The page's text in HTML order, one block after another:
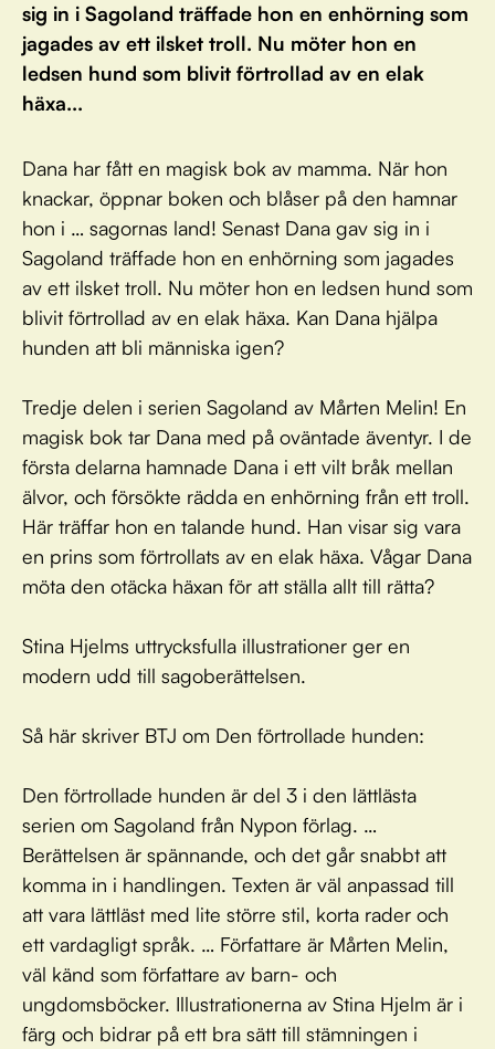
sig in i Sagoland träffade hon en enhörning som
jagades av ett ilsket troll. Nu möter hon en
ledsen hund som blivit förtrollad av en elak
häxa...
Dana har fått en magisk bok av mamma. När hon
knackar, öppnar boken och blåser på den hamnar
hon i … sagornas land! Senast Dana gav sig in i
Sagoland träffade hon en enhörning som jagades
av ett ilsket troll. Nu möter hon en ledsen hund som
blivit förtrollad av en elak häxa. Kan Dana hjälpa
hunden att bli människa igen?
Tredje delen i serien Sagoland av Mårten Melin! En
magisk bok tar Dana med på oväntade äventyr. I de
första delarna hamnade Dana i ett vilt bråk mellan
älvor, och försökte rädda en enhörning från ett troll.
Här träffar hon en talande hund. Han visar sig vara
en prins som förtrollats av en elak häxa. Vågar Dana
möta den otäcka häxan för att ställa allt till rätta?
Stina Hjelms uttrycksfulla illustrationer ger en
modern udd till sagoberättelsen.
Så här skriver BTJ om Den förtrollade hunden:
Den förtrollade hunden är del 3 i den lättlästa
serien om Sagoland från Nypon förlag. …
Berättelsen är spännande, och det går snabbt att
komma in i handlingen. Texten är väl anpassad till
att vara lättläst med lite större stil, korta rader och
ett vardagligt språk. … Författare är Mårten Melin,
väl känd som författare av barn- och
ungdomsböcker. Illustrationerna av Stina Hjelm är i
färg och bidrar på ett bra sätt till stämningen i